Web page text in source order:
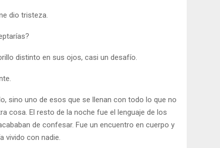
dio tristeza.
distinto en sus ojos, casi un desafío.
sino uno de esos que se llenan con todo lo que no
cosa. El resto de la noche fue el lenguaje de los
de confesar. Fue un encuentro en cuerpo y
vivido con nadie.